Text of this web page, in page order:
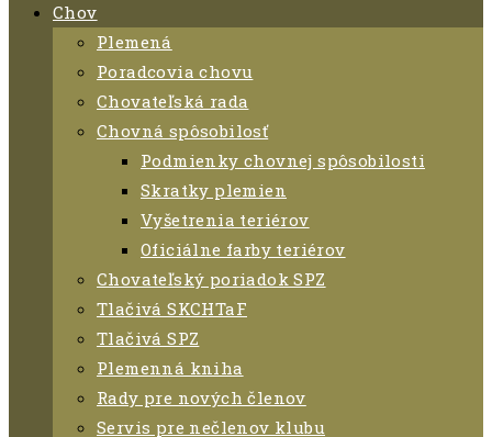
Chov
Plemená
Poradcovia chovu
Chovateľská rada
Chovná spôsobilosť
Podmienky chovnej spôsobilosti
Skratky plemien
Vyšetrenia teriérov
Oficiálne farby teriérov
Chovateľský poriadok SPZ
Tlačivá SKCHTaF
Tlačivá SPZ
Plemenná kniha
Rady pre nových členov
Servis pre nečlenov klubu